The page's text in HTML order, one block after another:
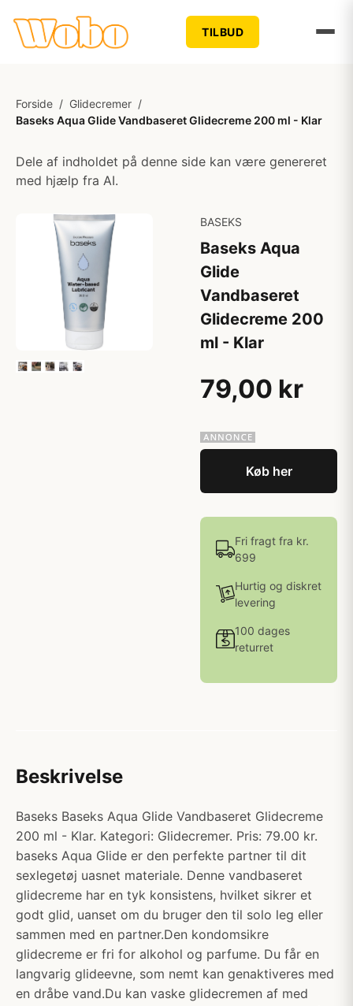
TILBUD
Forside / Glidecremer /
Baseks Aqua Glide Vandbaseret Glidecreme 200 ml - Klar
Dele af indholdet på denne side kan være genereret
med hjælp fra AI.
BASEKS
Baseks Aqua
Glide
Vandbaseret
Glidecreme 200
ml - Klar
79,00 kr
Køb her
Fri fragt fra kr.
699
Hurtig og diskret
levering
100 dages
returret
Beskrivelse
Baseks Baseks Aqua Glide Vandbaseret Glidecreme
200 ml - Klar. Kategori: Glidecremer. Pris: 79.00 kr.
baseks Aqua Glide er den perfekte partner til dit
sexlegetøj uasnet materiale. Denne vandbaseret
glidecreme har en tyk konsistens, hvilket sikrer et
godt glid, uanset om du bruger den til solo leg eller
sammen med en partner.Den kondomsikre
glidecreme er fri for alkohol og parfume. Du får en
langvarig glideevne, som nemt kan genaktiveres med
en dråbe vand.Du kan vaske glidecremen af med